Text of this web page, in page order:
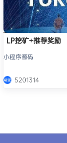
LP挖矿+推荐奖励
小程序源码
5201314